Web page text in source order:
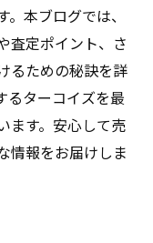
本ブログでは、
査定ポイント、さ
るための秘訣を詳
るターコイズを最
ます。安心して売
情報をお届けしま